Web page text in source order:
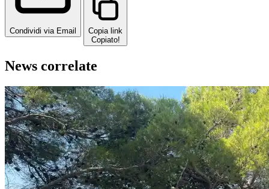
Condividi via Email
Copia link
Copiato!
News correlate